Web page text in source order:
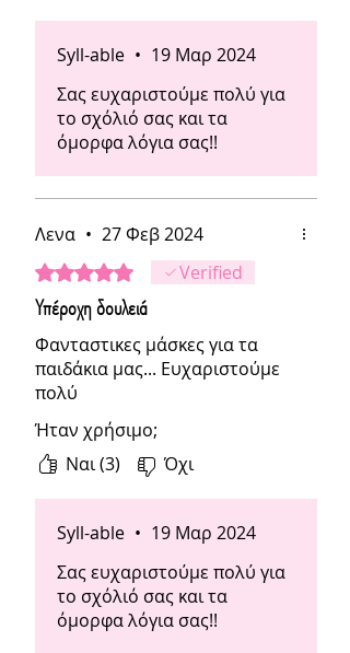
Syll-able • 19 Μαρ 2024
Σας ευχαριστούμε πολύ για
το σχόλιό σας και τα
όμορφα λόγια σας!!
Λενα • 27 Φεβ 2024
Βαθμολογήθηκε με 5 από 5 αστέρια.
Verified
Υπέροχη δουλειά
Φανταστικες μάσκες για τα
παιδάκια μας... Ευχαριστούμε
πολύ
Ήταν χρήσιμο;
Ναι (3)
Όχι
Syll-able • 19 Μαρ 2024
Σας ευχαριστούμε πολύ για
το σχόλιό σας και τα
όμορφα λόγια σας!!